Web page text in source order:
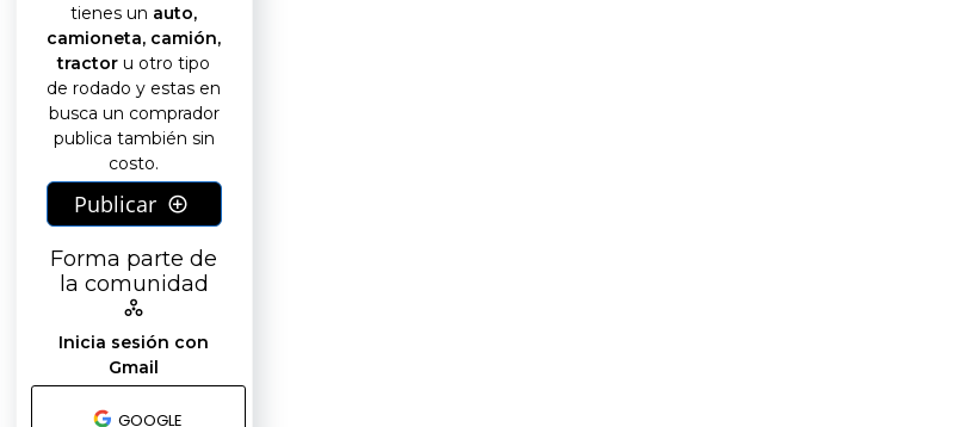
tienes un auto,
camioneta, camión,
tractor u otro tipo
de rodado y estas en
busca un comprador
publica también sin
costo.
Publicar
Forma parte de
la comunidad
Inicia sesión con
Gmail
GOOGLE